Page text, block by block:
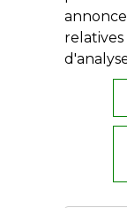
relatives
Mentions légales
Conditions
Politique de
36000